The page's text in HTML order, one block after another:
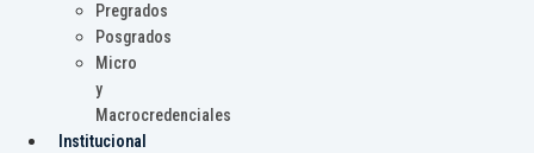
Pregrados
Posgrados
Micro
y
Macrocredenciales
Institucional